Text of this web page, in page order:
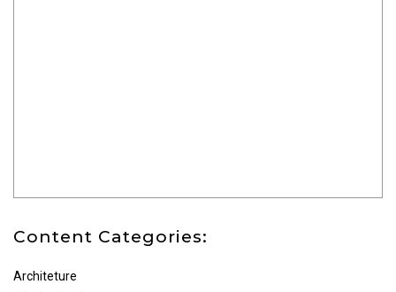
Content Categories:
Architeture